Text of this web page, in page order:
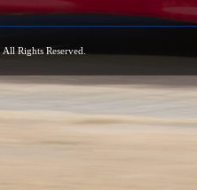
. All Rights Reserved.